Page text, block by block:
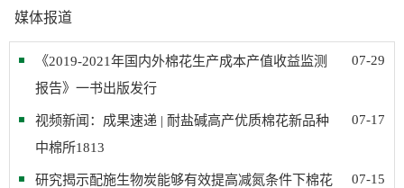
媒体报道
07-29
《2019-2021年国内外棉花生产成本产值收益监测
报告》一书出版发行
07-17
视频新闻：成果速递 | 耐盐碱高产优质棉花新品种
中棉所1813
07-15
研究揭示配施生物炭能够有效提高减氮条件下棉花